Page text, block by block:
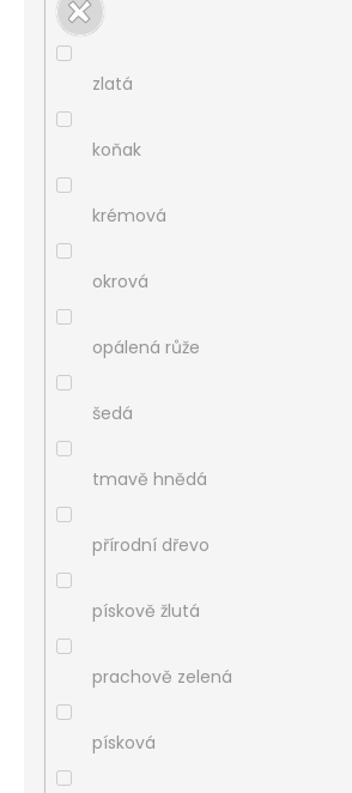
zlatá
koňak
krémová
okrová
opálená růže
šedá
tmavě hnědá
přírodní dřevo
pískově žlutá
prachově zelená
písková